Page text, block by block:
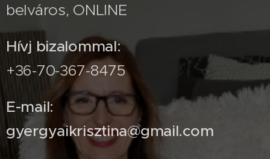
belváros, ONLINE
Hívj bizalommal:
+36-70-367-8475
E-mail:
gyergyaikrisztina@gmail.com